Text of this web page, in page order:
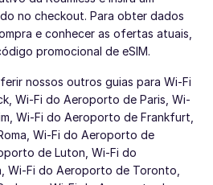
no checkout. Para obter dados
e conhecer as ofertas atuais,
promocional de eSIM.
nossos outros guias para Wi-Fi
Wi-Fi do Aeroporto de Paris, Wi-
Wi-Fi do Aeroporto de Frankfurt,
Wi-Fi do Aeroporto de
de Luton, Wi-Fi do
Wi-Fi do Aeroporto de Toronto,